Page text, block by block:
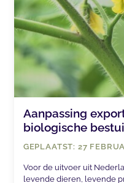
Aanpassing
biologische
GEPLAATST: 27
Voor de uitvoer uit
levende dieren, levende